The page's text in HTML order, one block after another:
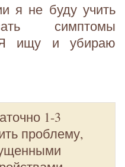
я не буду учить
симптомы
Я ищу и убираю
1-3
проблему,